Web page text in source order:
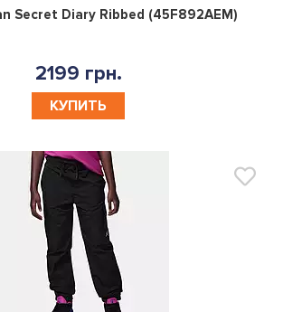
0
Secret Diary Ribbed (45F892AEM)
2199 грн.
КУПИТЬ